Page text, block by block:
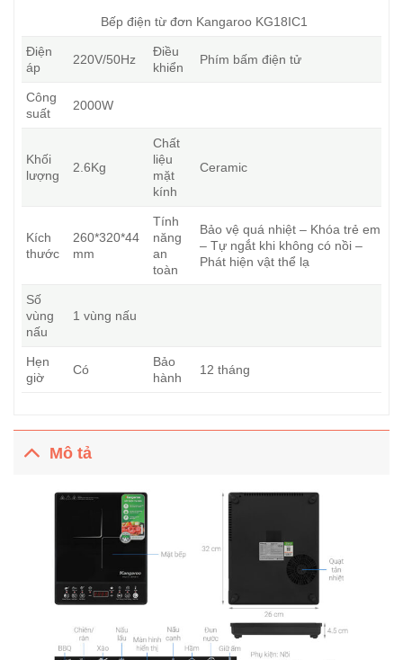
Bếp điện từ đơn Kangaroo KG18IC1
Điện
áp
220V/50Hz
Điều
khiển
Phím bấm điện tử
Công
suất
2000W
Khối
lượng
2.6Kg
Chất
liệu
mặt
kính
Ceramic
Kích
thước
260*320*44
mm
Tính
năng
an
toàn
Bảo vệ quá nhiệt – Khóa trẻ em
– Tự ngắt khi không có nồi –
Phát hiện vật thể lạ
Số
vùng
nấu
1 vùng nấu
Hẹn
giờ
Có
Bảo
hành
12 tháng
Mô tả